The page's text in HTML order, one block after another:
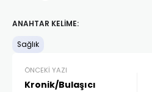
ANAHTAR KELIME:
Sağlık
ÖNCEKI YAZI
Kronik/Bulaşıcı